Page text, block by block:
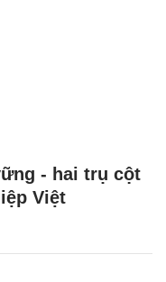
- hai trụ cột
Việt